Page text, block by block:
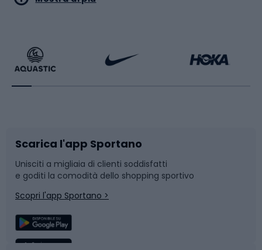
Bikepacking
Bushcraft
Corsa
Sport di squadra
Sport con le racchette
Slitte e slittini
Snowboard
Camminata nordica
Scarica l'app Sportano
Unisciti a migliaia di clienti soddisfatti
e goditi la comodità dello shopping sportivo
Scopri l'app Sportano >